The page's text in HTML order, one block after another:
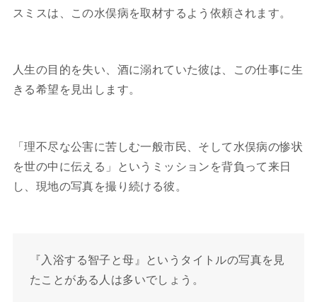
スミスは、この水俣病を取材するよう依頼されます。
人生の目的を失い、酒に溺れていた彼は、この仕事に生
きる希望を見出します。
「理不尽な公害に苦しむ一般市民、そして水俣病の惨状
を世の中に伝える」というミッションを背負って来日
し、現地の写真を撮り続ける彼。
『入浴する智子と母』というタイトルの写真を見
たことがある人は多いでしょう。